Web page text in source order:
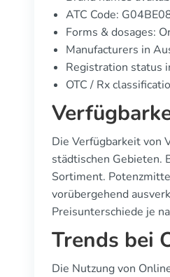
ATC Code:
Forms & dosages:
Manufacturers in
Registration status
OTC / Rx
Die Verfügbarkeit von
städtischen Gebieten.
Sortiment.
vorübergehend
Preisunterschiede je
Trends bei
Die Nutzung von